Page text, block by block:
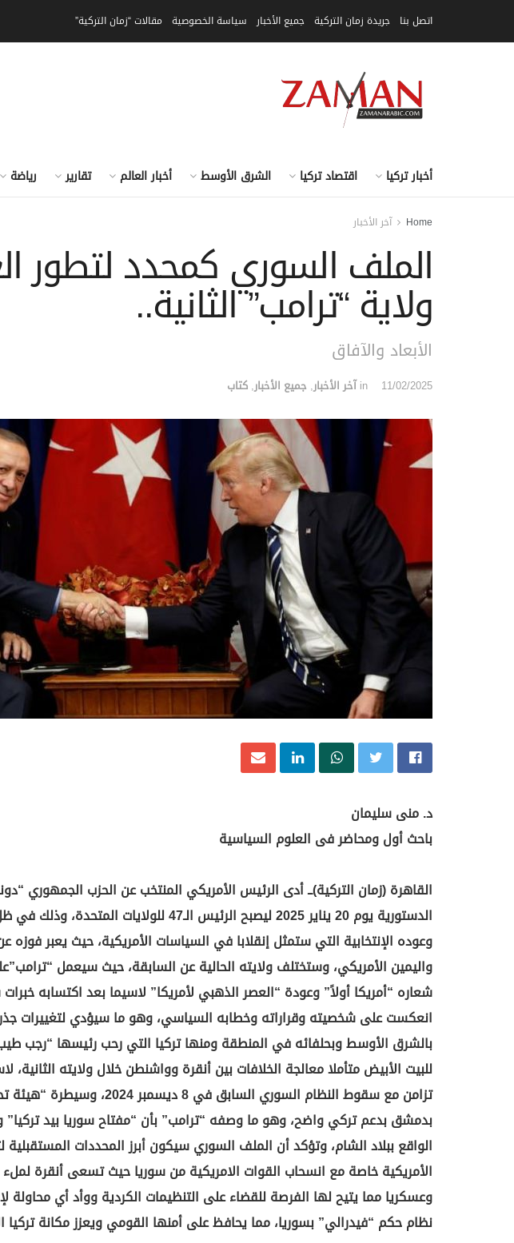
اتصل بنا جريدة زمان التركية جميع الأخبار سياسة الخصوصية مقالات “زمان التركية”
أخبار تركيا اقتصاد تركيا الشرق الأوسط أخبار العالم تقارير رياضة
Home آخر الأخبار
الملف السوري كمحدد لتطور
ولاية “ترامب” الثانية..
الأبعاد والآفاق
11/02/2025
in آخر الأخبار, جميع الأخبار, كتاب
د. منى سليمان
باحث أول ومحاضر فى العلوم السياسية
الدستورية يوم 20 يناير 2025 ليصبح الرئيس الـ47
وعوده الإنتخابية التي ستمثل إنقلابا في السياسات الأمريكية، حيث يعبر فوزه
واليمين الأمريكي، وستختلف ولايته الحالية عن السابقة، حيث سيعمل
شعاره “أمريكا أولاً” وعودة “العصر الذهبي لأمريكا” لاسيما بعد اكتسابه
انعكست على شخصيته وقراراته وخطابه السياسي، وهو ما سيؤدي لتغييرات
بالشرق الأوسط وبحلفائه في المنطقة ومنها تركيا التي رحب رئيسها “رجب
للبيت الأبيض متأملا معالجة الخلافات بين أنقرة وواشنطن خلال ولايته
تزامن مع سقوط النظام السوري السابق
بدمشق بدعم تركي واضح، وهو ما وصفه “ترامب” بأن “مفتاح سوريا بيد
الواقع ببلاد الشام، وتؤكد أن الملف السوري سيكون أبرز المحددات المستقبلية
الأمريكية خاصة مع انسحاب القوات الامريكية من سوريا حيث تسعى أنقرة لملء
وعسكريا مما يتيح لها الفرصة للقضاء على التنظيمات الكردية ووأد أي محاولة
نظام حكم “فيدرالي” بسوريا، مما يحافظ على أمنها القومي ويعزز مكانة تركيا